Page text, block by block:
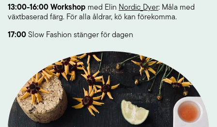
13:00-16:00 Workshop med Elin Nordic_Dyer: Måla med
växtbaserad färg. För alla åldrar, kö kan förekomma.
17:00Slow Fashion stänger för dagen